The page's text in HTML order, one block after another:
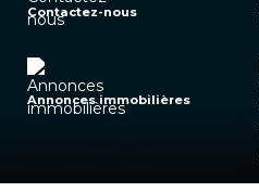
Contactez-nous
Annonces immobilières